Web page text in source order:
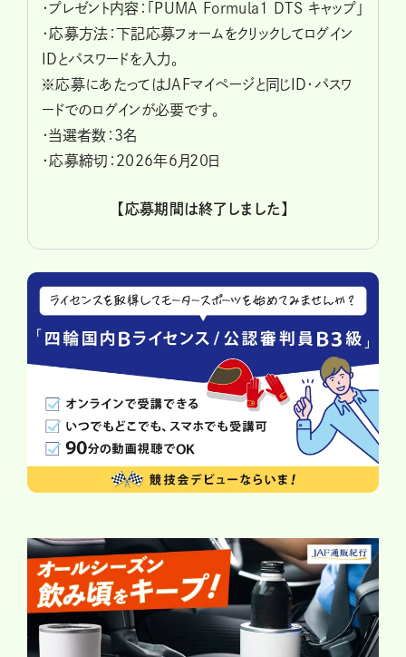
・プレゼント内容：「PUMA Formula1 DTS キャップ」
・応募方法：下記応募フォームをクリックしてログイン
IDとパスワードを入力。
※応募にあたってはJAFマイページと同じID・パスワ
ードでのログインが必要です。
・当選者数：3名
・応募締切：2026年６月20日
【応募期間は終了しました】